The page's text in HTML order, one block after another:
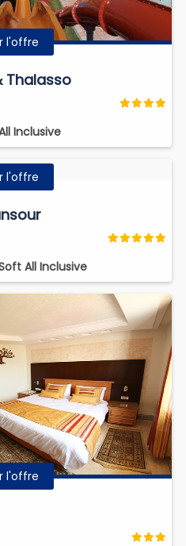
l'offre
Thalasso
Inclusive
l'offre
All Inclusive
l'offre